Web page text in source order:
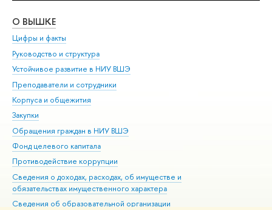
О ВЫШКЕ
Цифры и факты
Руководство и структура
Устойчивое развитие в НИУ ВШЭ
Преподаватели и сотрудники
Корпуса и общежития
Закупки
Обращения граждан в НИУ ВШЭ
Фонд целевого капитала
Противодействие коррупции
Сведения о доходах, расходах, об имуществе и
обязательствах имущественного характера
Сведения об образовательной организации